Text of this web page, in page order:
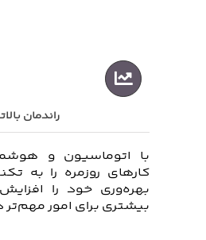
راندمان
با اتوماسیون و
کارهای روزمره را به
بهره‌وری خود را
بیشتری برای امور